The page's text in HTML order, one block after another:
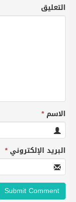
التعليق
الاسم*
البريد الإلكتروني*